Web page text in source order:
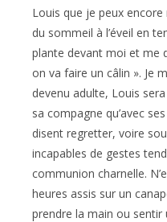
Louis que je peux
du sommeil à l’éveil en
plante devant moi et me
on va faire un câlin ». Je
devenu adulte, Louis
sa compagne qu’avec
disent regretter, voire
incapables de gestes
communion charnelle.
heures assis sur un
prendre la main ou sentir